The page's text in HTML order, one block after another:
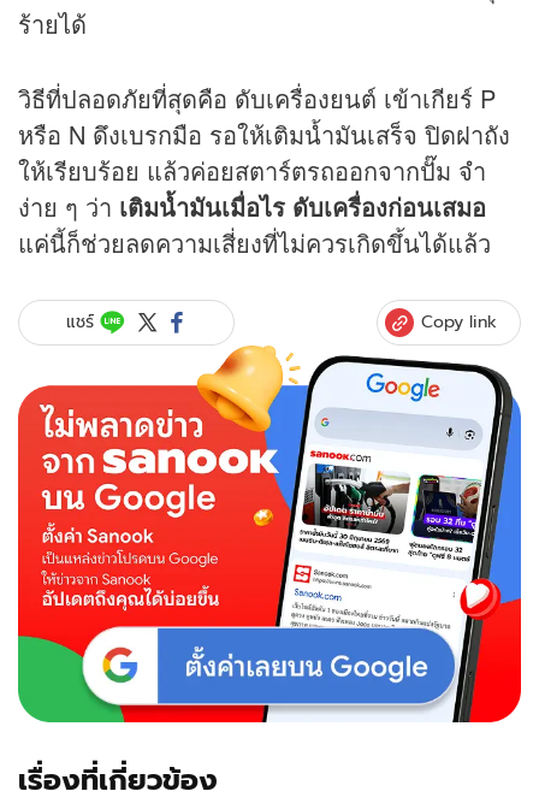
ร้ายได้
วิธีที่ปลอดภัยที่สุดคือ ดับเครื่องยนต์ เข้าเกียร์ P
หรือ N ดึงเบรกมือ รอให้เติมน้ำมันเสร็จ ปิดฝาถัง
ให้เรียบร้อย แล้วค่อยสตาร์ตรถออกจากปั๊ม จำ
ง่าย ๆ ว่า เติมน้ำมันเมื่อไร ดับเครื่องก่อนเสมอ
แค่นี้ก็ช่วยลดความเสี่ยงที่ไม่ควรเกิดขึ้นได้แล้ว
แชร์ Copy link
เรื่องที่เกี่ยวข้อง